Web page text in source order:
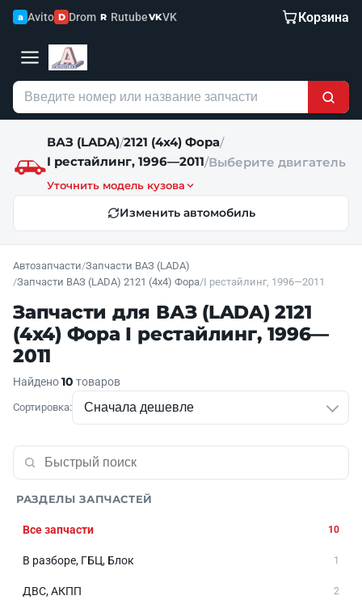
a Avito D Drom R RutubeVKVK Корзина
ВАЗ (LADA)/2121 (4x4) Фора/
I рестайлинг, 1996—2011/Выберите двигатель
Уточнить модель кузова
Изменить автомобиль
Автозапчасти/Запчасти ВАЗ (LADA)
/Запчасти ВАЗ (LADA) 2121 (4x4) Фора/I рестайлинг, 1996—2011
Запчасти для ВАЗ (LADA) 2121
(4x4) Фора I рестайлинг, 1996—
2011
Найдено10 товаров
Сортировка:
РАЗДЕЛЫ ЗАПЧАСТЕЙ
Все запчасти 10
В разборе, ГБЦ, Блок 1
ДВС, АКПП 2